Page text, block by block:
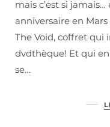
mais c’est si
anniversaire en
The Void, coffret qui
dvdthèque! Et qui
se…